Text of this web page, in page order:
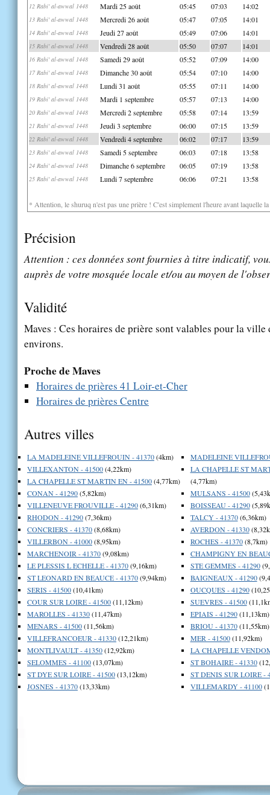
12 Rabi' al-awwal 1448 Mardi 25 août 05:45 07:03 14:02
13 Rabi' al-awwal 1448 Mercredi 26 août 05:47 07:05 14:01
14 Rabi' al-awwal 1448 Jeudi 27 août 05:49 07:06 14:01
15 Rabi' al-awwal 1448 Vendredi 28 août 05:50 07:07 14:01
16 Rabi' al-awwal 1448 Samedi 29 août 05:52 07:09 14:00
17 Rabi' al-awwal 1448 Dimanche 30 août 05:54 07:10 14:00
18 Rabi' al-awwal 1448 Lundi 31 août 05:55 07:11 14:00
19 Rabi' al-awwal 1448 Mardi 1 septembre 05:57 07:13 14:00
20 Rabi' al-awwal 1448 Mercredi 2 septembre 05:58 07:14 13:59
21 Rabi' al-awwal 1448 Jeudi 3 septembre 06:00 07:15 13:59
22 Rabi' al-awwal 1448 Vendredi 4 septembre 06:02 07:17 13:59
23 Rabi' al-awwal 1448 Samedi 5 septembre 06:03 07:18 13:58
24 Rabi' al-awwal 1448 Dimanche 6 septembre 06:05 07:19 13:58
25 Rabi' al-awwal 1448 Lundi 7 septembre 06:06 07:21 13:58
* Attention, le shuruq n'est pas une prière ! C'est simplement l'heure avant laquelle
Précision
Attention : ces données sont fournies à titre indicatif,
auprès de votre mosquée locale et/ou au moyen de
Validité
Maves : Ces horaires de prière sont valables pour la ville
environs.
Proche de Maves
Horaires de prières 41 Loir-et-Cher
Horaires de prières Centre
Autres villes
LA MADELEINE VILLEFROUIN - 41370(4km)
VILLEXANTON - 41500(4,22km)
LA CHAPELLE ST MARTIN EN - 41500(4,77km)
CONAN - 41290(5,82km)
VILLENEUVE FROUVILLE - 41290(6,31km)
RHODON - 41290(7,36km)
CONCRIERS - 41370(8,68km)
VILLERBON - 41000(8,95km)
MARCHENOIR - 41370(9,08km)
LE PLESSIS L ECHELLE - 41370(9,16km)
ST LEONARD EN BEAUCE - 41370(9,94km)
SERIS - 41500(10,41km)
COUR SUR LOIRE - 41500(11,12km)
MAROLLES - 41330(11,47km)
MENARS - 41500(11,56km)
VILLEFRANCOEUR - 41330(12,21km)
MONTLIVAULT - 41350(12,92km)
SELOMMES - 41100(13,07km)
ST DYE SUR LOIRE - 41500(13,12km)
JOSNES - 41370(13,33km)
MADELEINE
LA CHAPELLE ST
(4,77km)
MULSANS - 41500
BOISSEAU - 41290
TALCY - 41370(6,36km)
AVERDON - 41330
ROCHES - 41370(8,7km)
CHAMPIGNY EN
STE GEMMES - 41290
BAIGNEAUX - 41290
OUCQUES - 41290
SUEVRES - 41500
EPIAIS - 41290(11,13km)
BRIOU - 41370(11,55km)
MER - 41500(11,92km)
LA CHAPELLE
ST BOHAIRE - 41330
ST DENIS SUR LOIRE -
VILLEMARDY - 41100